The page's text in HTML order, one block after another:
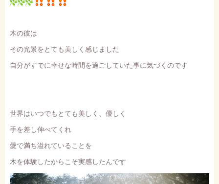
木の彼は
その光景をとても美しく感じました
自分がすでに幸せな時間を過ごしていた事に気づくのです
世界はいつでもとても美しく、優しく
手を差し伸べてくれ
愛で満ち溢れていることを
木を体験したからこそ実感したんです